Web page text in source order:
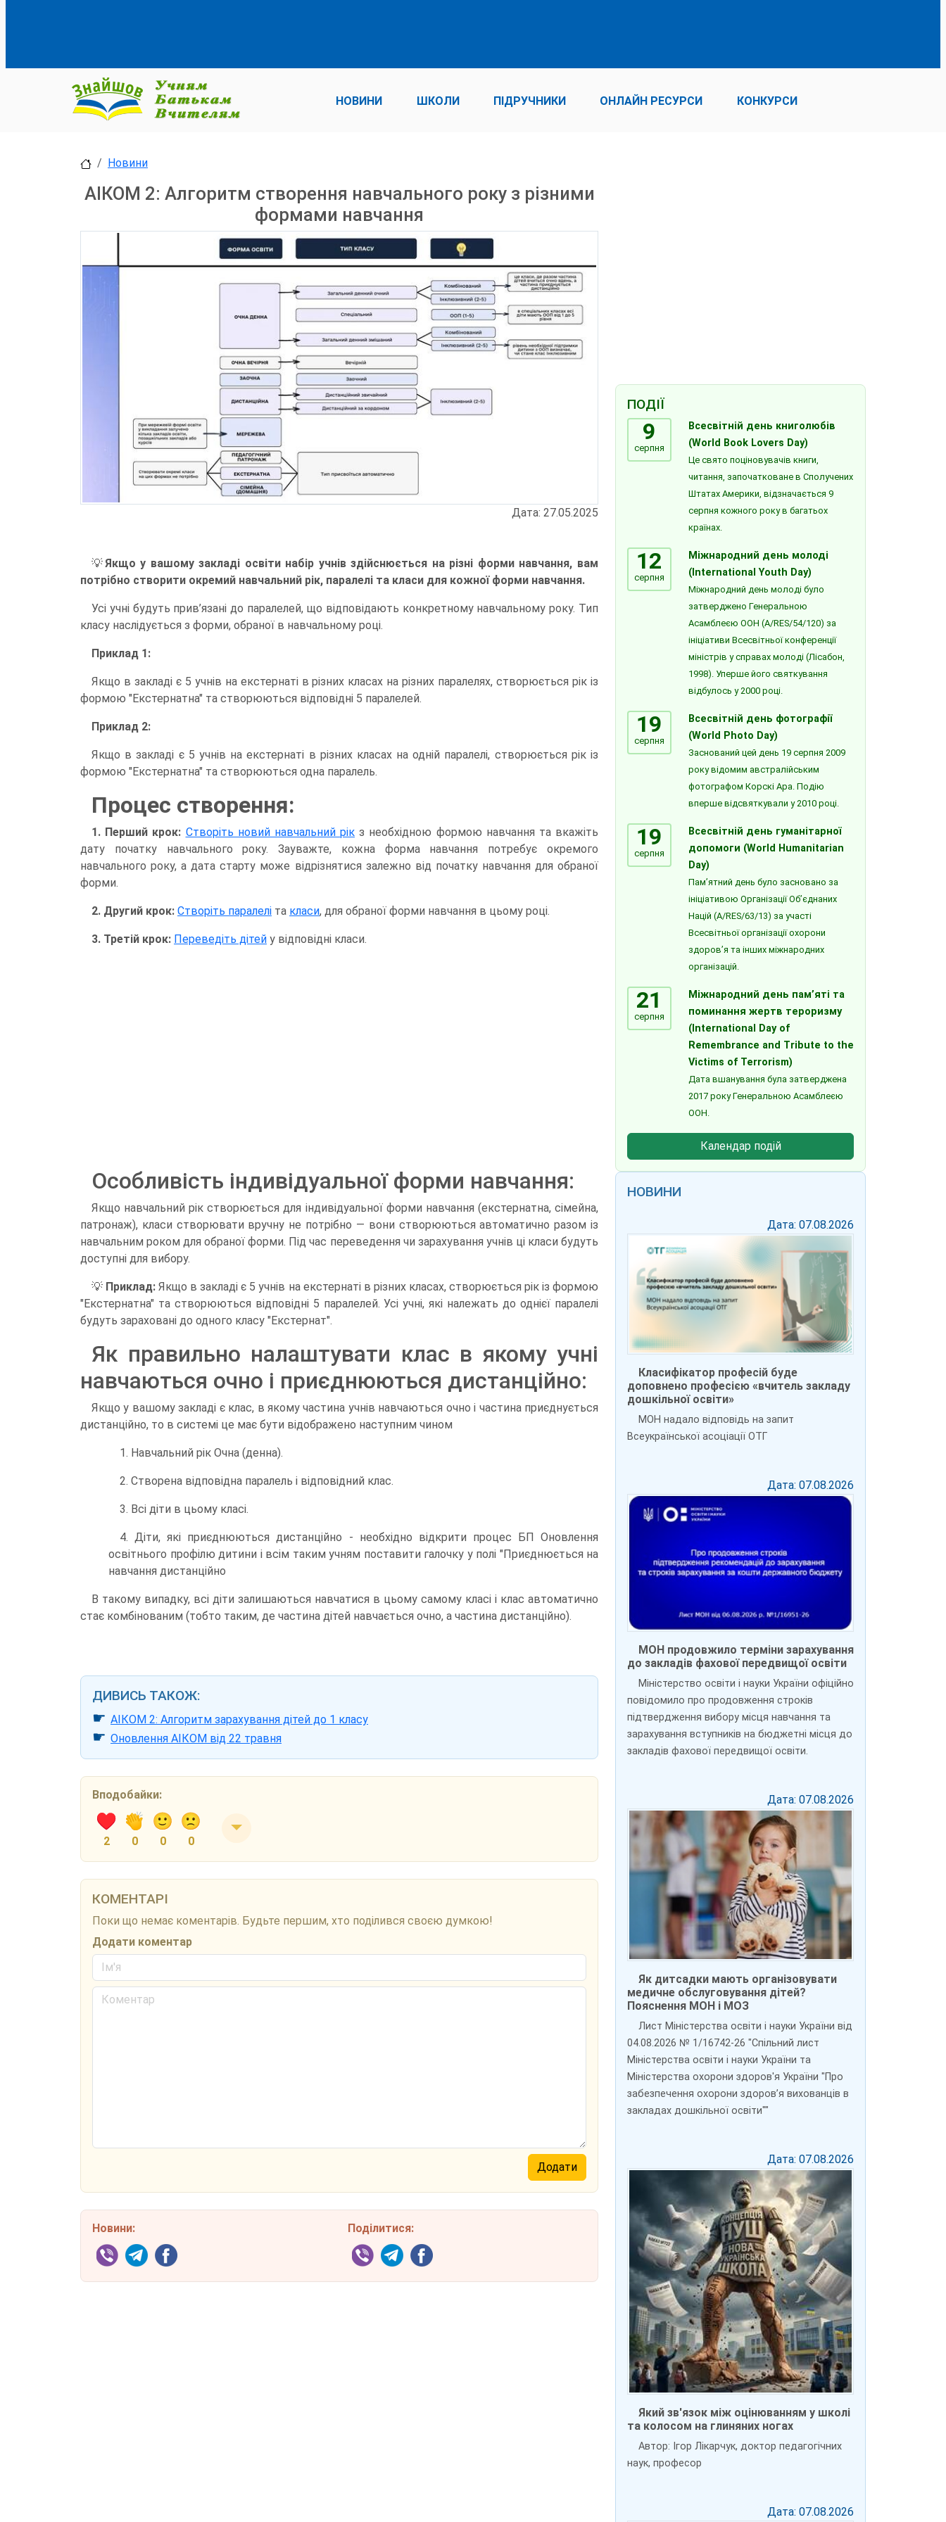
НОВИНИ ШКОЛИ ПІДРУЧНИКИ ОНЛАЙН РЕСУРСИ КОНКУРСИ
Новини
АІКОМ 2: Алгоритм створення навчального року з різними
формами навчання
Дата: 27.05.2025
💡 Якщо у вашому закладі освіти набір учнів здійснюється на різні форми навчання, вам
потрібно створити окремий навчальний рік, паралелі та класи для кожної форми навчання.
Усі учні будуть прив’язані до паралелей, що відповідають конкретному навчальному року. Тип
класу наслідується з форми, обраної в навчальному році.
Приклад 1:
Якщо в закладі є 5 учнів на екстернаті в різних класах на різних паралелях, створюється рік із
формою "Екстернатна" та створюються відповідні 5 паралелей.
Приклад 2:
Якщо в закладі є 5 учнів на екстернаті в різних класах на одній паралелі, створюється рік із
формою "Екстернатна" та створюються одна паралель.
Процес створення:
1. Перший крок: Створіть новий навчальний рік з необхідною формою навчання та вкажіть
дату початку навчального року. Зауважте, кожна форма навчання потребує окремого
навчального року, а дата старту може відрізнятися залежно від початку навчання для обраної
форми.
2. Другий крок: Створіть паралелі та класи, для обраної форми навчання в цьому році.
3. Третій крок: Переведіть дітей у відповідні класи.
Особливість індивідуальної форми навчання:
Якщо навчальний рік створюється для індивідуальної форми навчання (екстернатна, сімейна,
патронаж), класи створювати вручну не потрібно — вони створюються автоматично разом із
навчальним роком для обраної форми. Під час переведення чи зарахування учнів ці класи будуть
доступні для вибору.
💡 Приклад: Якщо в закладі є 5 учнів на екстернаті в різних класах, створюється рік із формою
"Екстернатна" та створюються відповідні 5 паралелей. Усі учні, які належать до однієї паралелі
будуть зараховані до одного класу "Екстернат".
Як правильно налаштувати клас в якому учні
навчаються очно і приєднюються дистанційно:
Якщо у вашому закладі є клас, в якому частина учнів навчаються очно і частина приєднується
дистанційно, то в системі це має бути відображено наступним чином
1. Навчальний рік Очна (денна).
2. Створена відповідна паралель і відповідний клас.
3. Всі діти в цьому класі.
4. Діти, які приєднюються дистанційно - необхідно відкрити процес БП Оновлення
освітнього профілю дитини і всім таким учням поставити галочку у полі "Приєднюється на
навчання дистанційно
В такому випадку, всі діти залишаються навчатися в цьому самому класі і клас автоматично
стає комбінованим (тобто таким, де частина дітей навчається очно, а частина дистанційно).
ДИВИСЬ ТАКОЖ:
☛ АІКОМ 2: Алгоритм зарахування дітей до 1 класу
☛ Оновлення АІКОМ від 22 травня
Вподобайки:
2 0 0 0
КОМЕНТАРІ
Поки що немає коментарів. Будьте першим, хто поділився своєю думкою!
Додати коментар
Новини: Поділитися:
ПОДІЇ
9
серпня
Всесвітній день книголюбів
(World Book Lovers Day)
Це свято поціновувачів книги,
читання, започатковане в Сполучених
Штатах Америки, відзначається 9
серпня кожного року в багатьох
країнах.
12
серпня
Міжнародний день молоді
(International Youth Day)
Міжнародний день молоді було
затверджено Генеральною
Асамблеєю ООН (A/RES/54/120) за
ініціативи Всесвітньої конференції
міністрів у справах молоді (Лісабон,
1998). Уперше його святкування
відбулось у 2000 році.
19
серпня
Всесвітній день фотографії
(World Photo Day)
Заснований цей день 19 серпня 2009
року відомим австралійським
фотографом Корскі Ара. Подію
вперше відсвяткували у 2010 році.
19
серпня
Всесвітній день гуманітарної
допомоги (World Humanitarian
Day)
Пам’ятний день було засновано за
ініціативою Організації Об’єднаних
Націй (A/RES/63/13) за участі
Всесвітньої організації охорони
здоров’я та інших міжнародних
організацій.
21
серпня
Міжнародний день пам’яті та
поминання жертв тероризму
(International Day of
Remembrance and Tribute to the
Victims of Terrorism)
Дата вшанування була затверджена
2017 року Генеральною Асамблеєю
ООН.
Календар подій
НОВИНИ
Дата: 07.08.2026
Класифікатор професій буде
доповнено професією «вчитель закладу
дошкільної освіти»
МОН надало відповідь на запит
Всеукраїнської асоціації ОТГ
Дата: 07.08.2026
МОН продовжило терміни зарахування
до закладів фахової передвищої освіти
Міністерство освіти і науки України офіційно
повідомило про продовження строків
підтвердження вибору місця навчання та
зарахування вступників на бюджетні місця до
закладів фахової передвищої освіти.
Дата: 07.08.2026
Як дитсадки мають організовувати
медичне обслуговування дітей?
Пояснення МОН і МОЗ
Лист Міністерства освіти і науки України від
04.08.2026 № 1/16742-26 "Спільний лист
Міністерства освіти і науки України та
Міністерства охорони здоров'я України "Про
забезпечення охорони здоров’я вихованців в
закладах дошкільної освіти""
Дата: 07.08.2026
Який зв'язок між оцінюванням у школі
та колосом на глиняних ногах
Автор: Ігор Лікарчук, доктор педагогічних
наук, професор
Дата: 07.08.2026